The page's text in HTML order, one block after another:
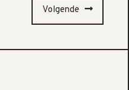
Volgende